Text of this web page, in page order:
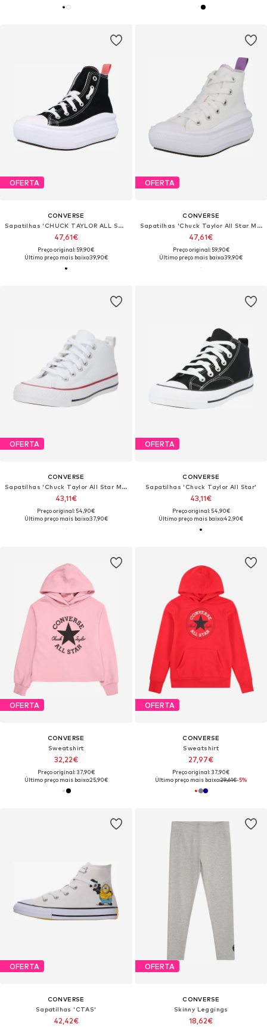
OFERTA
CONVERSE
Sapatilhas 'CHUCK TAYLOR ALL STAR MOVE PLATFORM'
47,61€
Preço original: 59,90€
Último preço mais baixo:39,90€
OFERTA
CONVERSE
Sapatilhas 'Chuck Taylor All Star Move Platform'
47,61€
Preço original: 59,90€
Último preço mais baixo:39,90€
OFERTA
CONVERSE
Sapatilhas 'Chuck Taylor All Star Malden S'
43,11€
Preço original: 54,90€
Último preço mais baixo:37,90€
OFERTA
CONVERSE
Sapatilhas 'Chuck Taylor All Star'
43,11€
Preço original: 54,90€
Último preço mais baixo:42,90€
OFERTA
CONVERSE
Sweatshirt
32,22€
Preço original: 37,90€
Último preço mais baixo:25,90€
OFERTA
CONVERSE
Sweatshirt
27,97€
Preço original: 37,90€
Último preço mais baixo:29,61€-5%
OFERTA
CONVERSE
Sapatilhas 'CTAS'
42,42€
OFERTA
CONVERSE
Skinny Leggings
18,62€